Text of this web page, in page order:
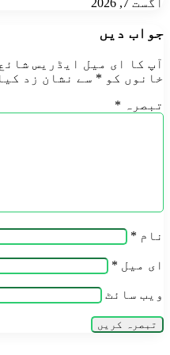
جواب دیں
آپ کا ای میل ایڈریس
خانوں کو * سے نشان زد
تبصرہ *
نام *
ای میل *
ویب‌ سائٹ